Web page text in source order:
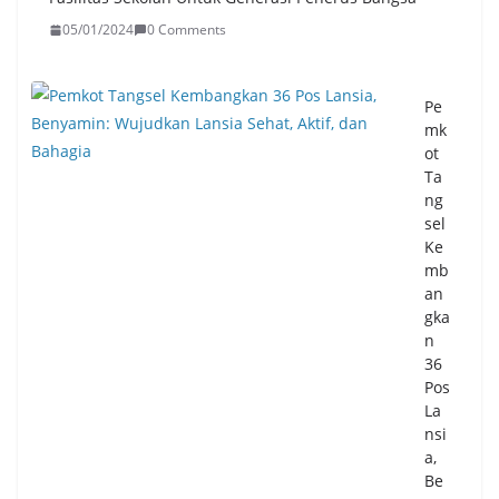
aa
n
06/
20
26
0
Co
m
me
nts
Pe
mk
ot
Ta
ng
05/01/2024 0 Comments
Pe
mk
ot
Ta
ng
sel
Ke
mb
an
gka
n
36
Pos
La
nsi
a,
Be